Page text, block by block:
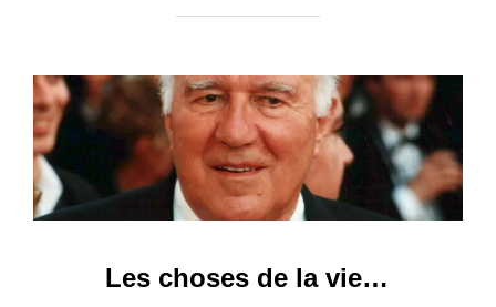
Les choses de la vie…